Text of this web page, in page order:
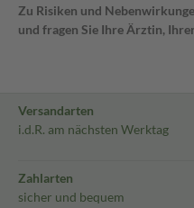
Zu Risiken und
und fragen Sie Ihre Ärztin,
Versandarten
i.d.R. am nächsten Werktag
Zahlarten
sicher und bequem